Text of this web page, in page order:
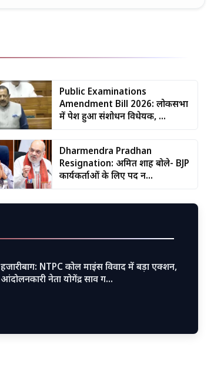
Public Examinations
Amendment Bill 2026: लोकसभा
में पेश हुआ संशोधन विधेयक, ...
Dharmendra Pradhan
Resignation: अमित शाह बोले- BJP
कार्यकर्ताओं के लिए पद न...
हजारीबाग: NTPC कोल माइंस विवाद में बड़ा एक्शन,
आंदोलनकारी नेता योगेंद्र साव ग…